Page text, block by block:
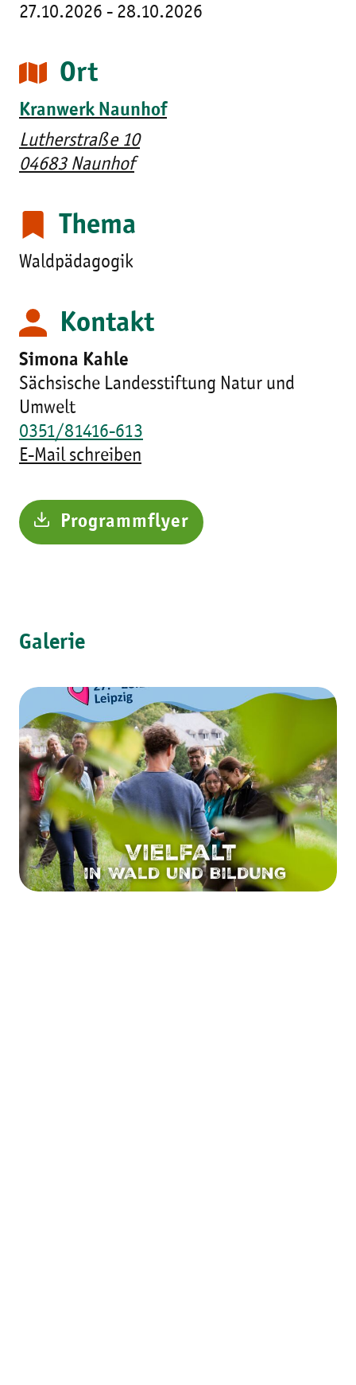
27.10.2026 - 28.10.2026
Ort
Kranwerk Naunhof
Lutherstraße 10
04683 Naunhof
Thema
Waldpädagogik
Kontakt
Simona Kahle
Sächsische Landesstiftung Natur und
Umwelt
0351/81416-613
E-Mail schreiben
Programmflyer
Galerie